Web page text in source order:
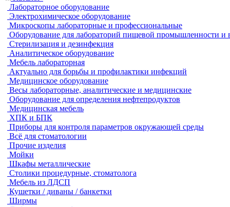
Лабораторное оборудование
Электрохимическое оборудование
Микроскопы лабораторные и профессиональные
Оборудование для лабораторий пищевой промышленности и
Стерилизация и дезинфекция
Аналитическое оборудование
Мебель лабораторная
Актуально для борьбы и профилактики инфекций
Медицинское оборудование
Весы лабораторные, аналитические и медицинские
Оборудование для определения нефтепродуктов
Медицинская мебель
ХПК и БПК
Приборы для контроля параметров окружающей среды
Всё для стоматологии
Прочие изделия
Мойки
Шкафы металлические
Столики процедурные, стоматолога
Мебель из ЛДСП
Кушетки / диваны / банкетки
Ширмы